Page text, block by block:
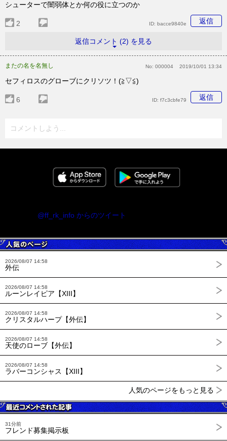
シューターで闇弱体とか何の役に立つのか
2 返信
ID: bacce9840e
返信コメント (2) を見る
またの名を名無し No: 000004 2019/10/01 13:34
セフィロスのグローブにクリソツ！(≧▽≦)
6 返信
ID: f7c3cbfe79
コメントしよう...
@ff_rk_info からのツイート
2026/08/07 14:58
外伝
2026/08/07 14:58
ルーンレイピア【XIII】
2026/08/07 14:58
クリスタルハープ【外伝】
2026/08/07 14:58
天使のローブ【外伝】
2026/08/07 14:58
ラバーコンシャス【XIII】
人気のページをもっと見る
31分前
フレンド募集掲示板